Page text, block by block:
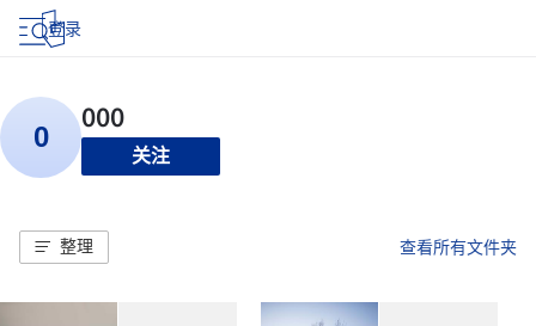
登录
关注
整理 查看所有文件夹